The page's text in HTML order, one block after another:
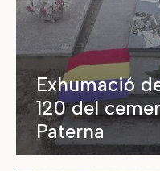
Exhumació
120 del
Paterna